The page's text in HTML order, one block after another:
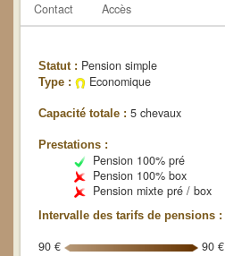
Contact
Accès
Statut : Pension simple
Type : Economique
Capacité totale : 5 chevaux
Prestations :
Pension 100% pré
Pension 100% box
Pension mixte pré / box
Intervalle des tarifs de pensions :
90 € 90 €